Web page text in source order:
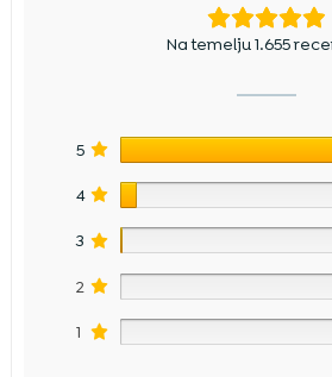
Na temelju 1.655
5
4
3
2
1